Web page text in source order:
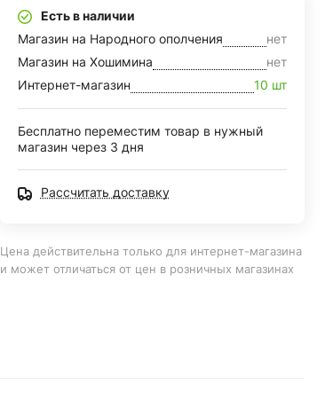
Есть в наличии
Магазин на Народного ополчения
нет
Магазин на Хошимина
нет
Интернет-магазин
10 шт
Бесплатно переместим товар в нужный
магазин через 3 дня
Рассчитать доставку
Цена действительна только для интернет-магазина
и может отличаться от цен в розничных магазинах